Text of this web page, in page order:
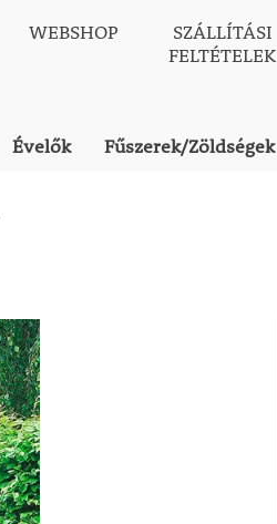
WEBSHOP
SZÁLLÍTÁSI
FELTÉTELEK
Évelők Fűszerek/Zöldségek